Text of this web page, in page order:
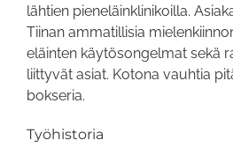
lähtien pieneläinklinikoilla.
Tiinan ammatillisia
eläinten käytösongelmat sekä
liittyvät asiat. Kotona vauhtia
bokseria.
Työhistoria